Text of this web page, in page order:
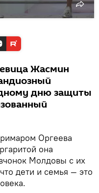
Жасмин
дню защиты
Оргеева
она
Молдовы с их
дети и семья — это